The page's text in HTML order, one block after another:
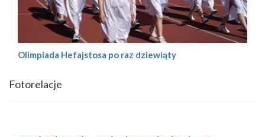
Olimpiada Hefajstosa po raz dziewiąty
Fotorelacje